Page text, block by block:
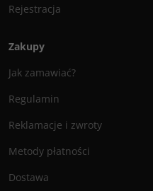
Rejestracja
Zakupy
Jak zamawiać?
Regulamin
Reklamacje i zwroty
Metody płatności
Dostawa